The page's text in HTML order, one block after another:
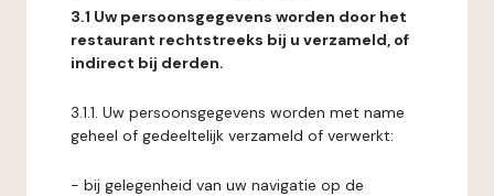
3.1 Uw persoonsgegevens worden door het
restaurant rechtstreeks bij u verzameld, of
indirect bij derden.
3.1.1. Uw persoonsgegevens worden met name
geheel of gedeeltelijk verzameld of verwerkt:
- bij gelegenheid van uw navigatie op de